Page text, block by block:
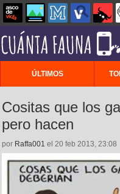
ÚLTIMOS
Cositas que los
pero hacen
por Raffa001 el 20 feb 2013, 23:08